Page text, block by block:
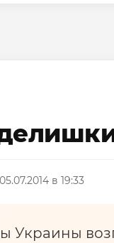
05.07.2014 в 19:33
Украины